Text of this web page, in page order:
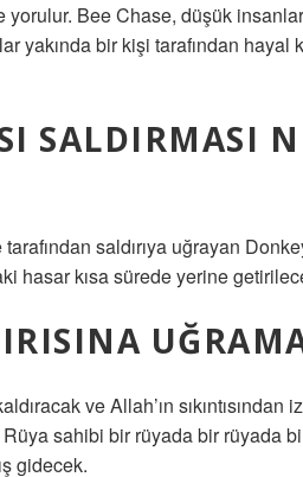
yorulur. Bee Chase, düşük
yakında bir kişi tarafından hayal
SALDIRMASI
saldırıya uğrayan
hasar kısa sürede yerine
ve Allah’ın
Rüya sahibi bir rüyada bir rüyada
gidecek.